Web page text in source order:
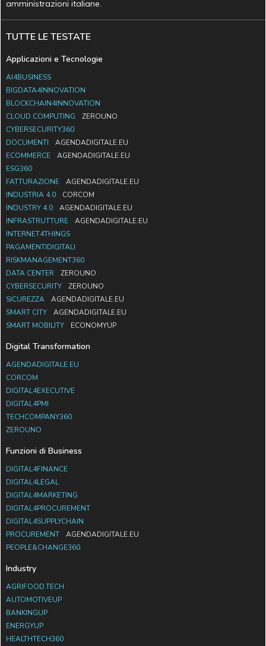
amministrazioni italiane.
TUTTE LE TESTATE
Applicazioni e Tecnologie
AI4BUSINESS
BIGDATA4INNOVATION
BLOCKCHAIN4INNOVATION
CLOUD COMPUTING
ZEROUNO
CYBERSECURITY360
DOCUMENTI
AGENDADIGITALE.EU
ECOMMERCE
AGENDADIGITALE.EU
ESG360
FATTURAZIONE
AGENDADIGITALE.EU
INDUSTRIA 4.0
CORCOM
INDUSTRY 4.0
AGENDADIGITALE.EU
INFRASTRUTTURE
AGENDADIGITALE.EU
INTERNET4THINGS
PAGAMENTIDIGITALI
RISKMANAGEMENT360
DATA CENTER
ZEROUNO
CYBERSECURITY
ZEROUNO
SICUREZZA
AGENDADIGITALE.EU
SMART CITY
AGENDADIGITALE.EU
SMART MOBILITY
ECONOMYUP
Digital Transformation
AGENDADIGITALE.EU
CORCOM
DIGITAL4EXECUTIVE
DIGITAL4PMI
TECHCOMPANY360
ZEROUNO
Funzioni di Business
DIGITAL4FINANCE
DIGITAL4LEGAL
DIGITAL4MARKETING
DIGITAL4PROCUREMENT
DIGITAL4SUPPLYCHAIN
PROCUREMENT
AGENDADIGITALE.EU
PEOPLE&CHANGE360
Industry
AGRIFOOD.TECH
AUTOMOTIVEUP
BANKINGUP
ENERGYUP
HEALTHTECH360